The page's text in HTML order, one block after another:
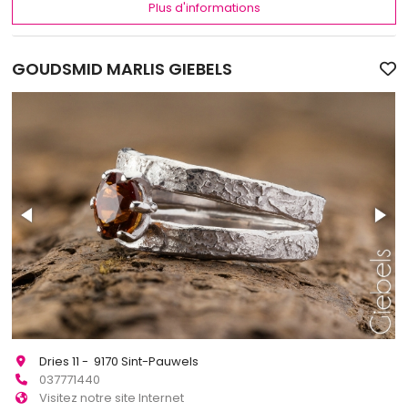
Plus d'informations
GOUDSMID MARLIS GIEBELS
Dries 11 - 9170 Sint-Pauwels
037771440
Visitez notre site Internet